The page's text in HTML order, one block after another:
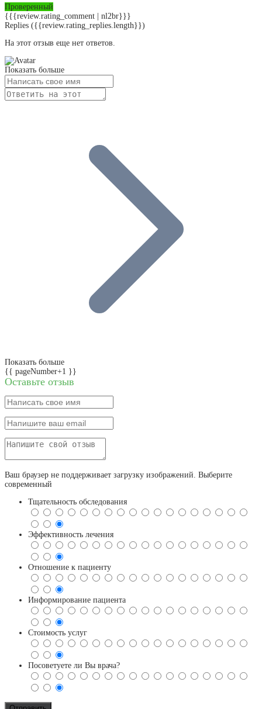
Проверенный
{{{review.rating_comment | nl2br}}}
Replies ({{review.rating_replies.length}})
На этот отзыв еще нет ответов.
Показать больше
Показать больше
{{ pageNumber+1 }}
Оставьте отзыв
Ваш браузер не поддерживает загрузку изображений. Выберите
современный
Тщательность обследования
Эффективность лечения
Отношение к пациенту
Информирование пациента
Стоимость услуг
Посоветуете ли Вы врача?